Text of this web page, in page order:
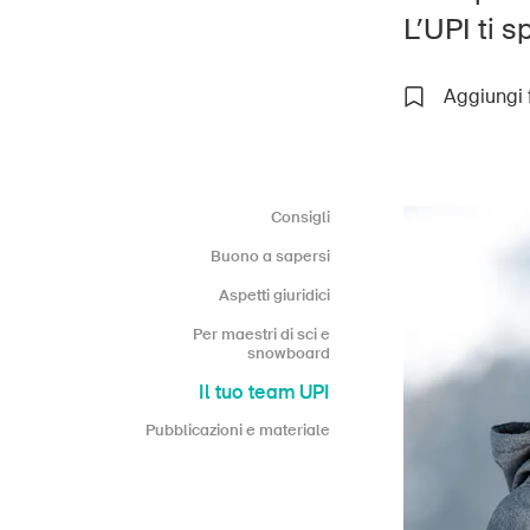
L’UPI ti
Aggiungi
Consigli
Buono a sapersi
Aspetti giuridici
Per maestri di sci e
snowboard
Il tuo team UPI
Pubblicazioni e materiale